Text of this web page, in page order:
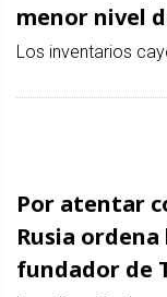
menor nivel
Los inventarios
Por atentar
Rusia
fundador de